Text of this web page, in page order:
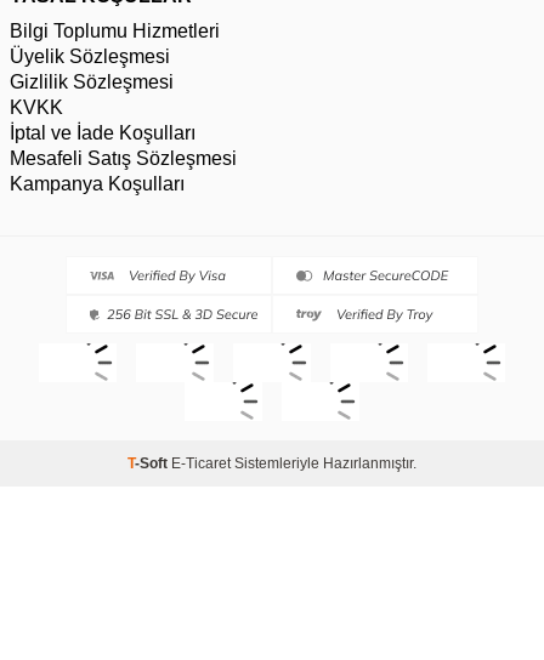
Bilgi Toplumu Hizmetleri
Üyelik Sözleşmesi
Gizlilik Sözleşmesi
KVKK
İptal ve İade Koşulları
Mesafeli Satış Sözleşmesi
Kampanya Koşulları
T-Soft E-TicaretSistemleriyle Hazırlanmıştır.